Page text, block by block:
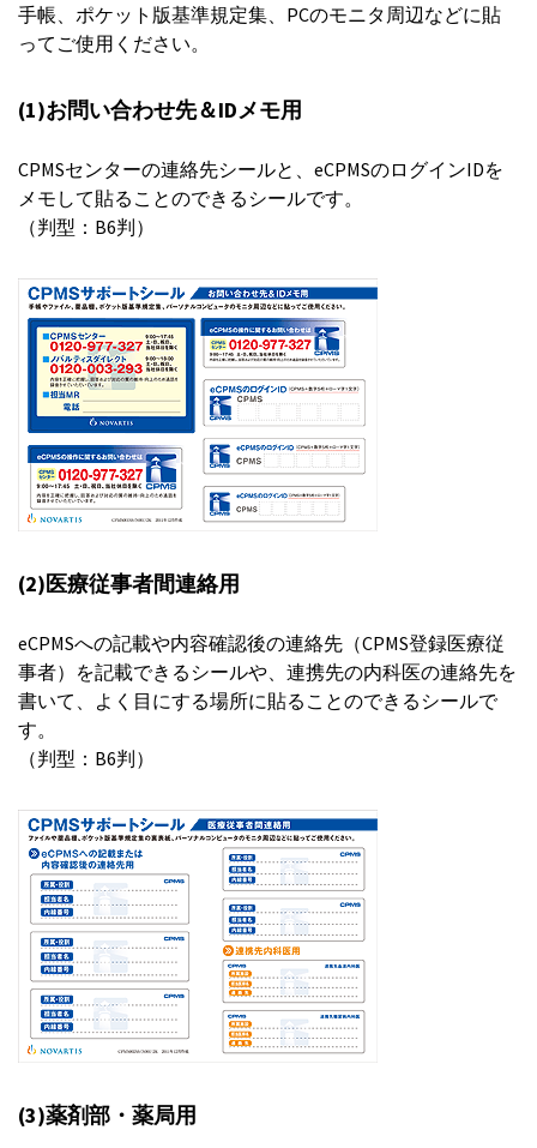
手帳、ポケット版基準規定集、PCのモニタ周辺などに貼
ってご使用ください。
(1)お問い合わせ先＆IDメモ用
CPMSセンターの連絡先シールと、eCPMSのログインIDを
メモして貼ることのできるシールです。
（判型：B6判）
(2)医療従事者間連絡用
eCPMSへの記載や内容確認後の連絡先（CPMS登録医療従
事者）を記載できるシールや、連携先の内科医の連絡先を
書いて、よく目にする場所に貼ることのできるシールで
す。
（判型：B6判）
(3)薬剤部・薬局用